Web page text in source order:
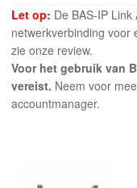
SUPPORT
RMA
MIJN OSEC
CONTACT
Let op: De BAS-IP
netwerkverbinding voor
zie onze review.
Voor het gebruik van
vereist. Neem voor
accountmanager.